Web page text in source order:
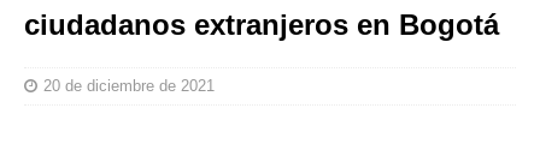
ciudadanos extranjeros en Bogotá
20 de diciembre de 2021